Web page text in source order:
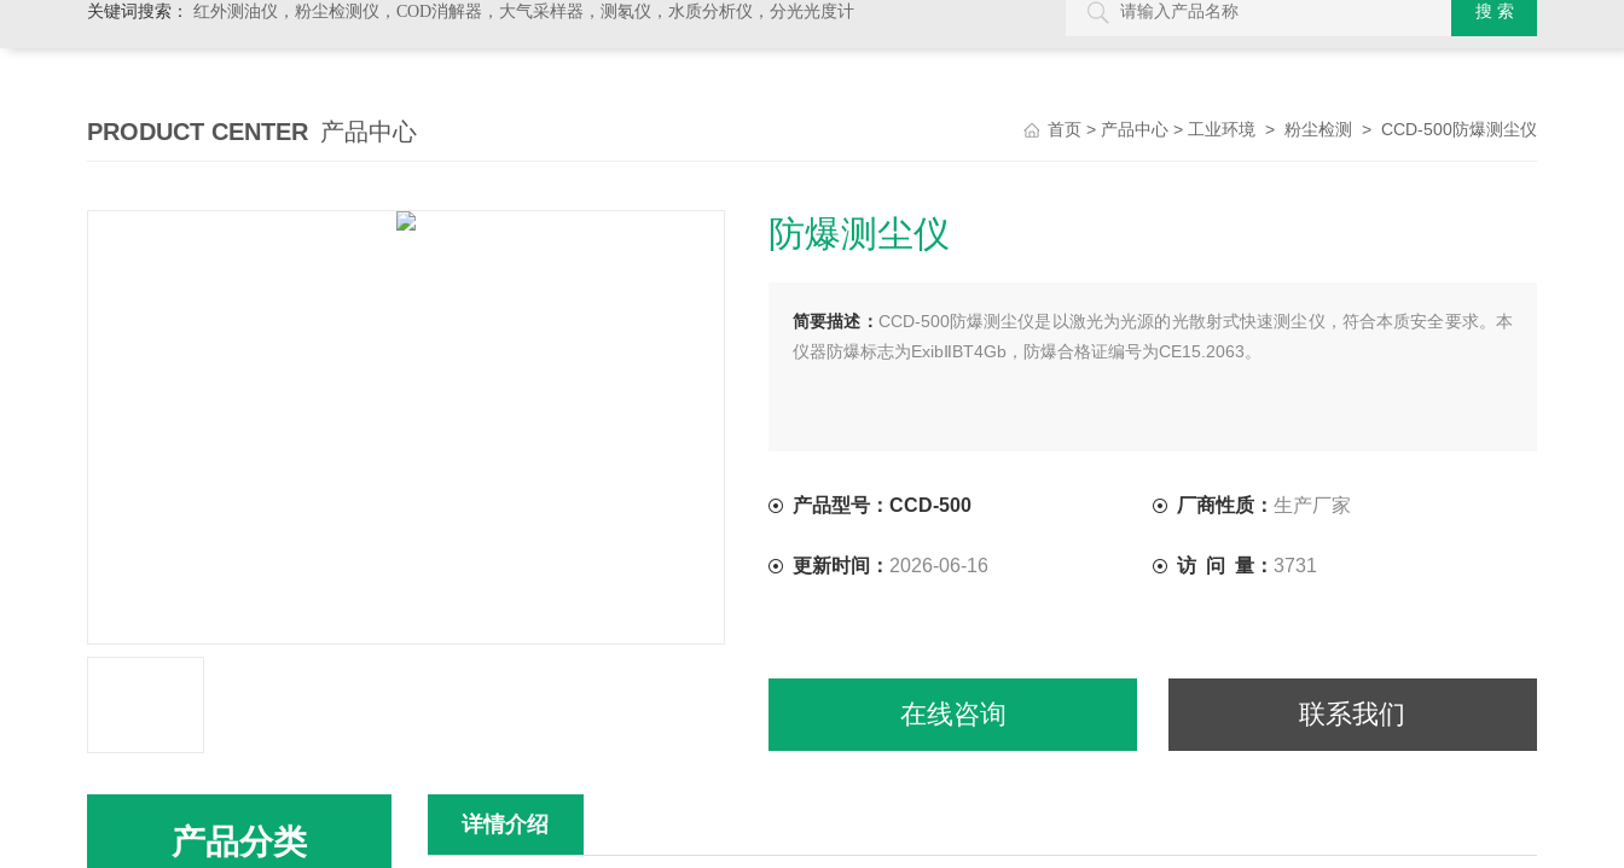
关键词搜索： 红外测油仪，粉尘检测仪，COD消解器，大气采样器，测氡仪，水质分析仪，分光光度计
PRODUCT CENTER 产品中心 首页 > 产品中心 > 工业环境 > 粉尘检测 > CCD-500防爆测尘仪
防爆测尘仪
简要描述： CCD-500防爆测尘仪是以激光为光源的光散射式快速测尘仪，符合本质安全要求。本
仪器防爆标志为ExibⅡBT4Gb，防爆合格证编号为CE15.2063。
产品型号：CCD-500 厂商性质： 生产厂家
更新时间： 2026-06-16 访 问 量： 3731
在线咨询 联系我们
详情介绍
产品分类